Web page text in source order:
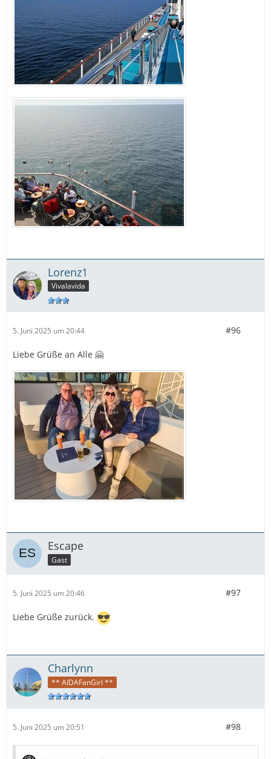
Lorenz1
Vivalavida
5. Juni 2025 um 20:44 #96
Liebe Grüße an Alle 🤗
Escape
Gast
5. Juni 2025 um 20:46 #97
Liebe Grüße zurück.
Charlynn
** AIDAFanGirl **
5. Juni 2025 um 20:51 #98